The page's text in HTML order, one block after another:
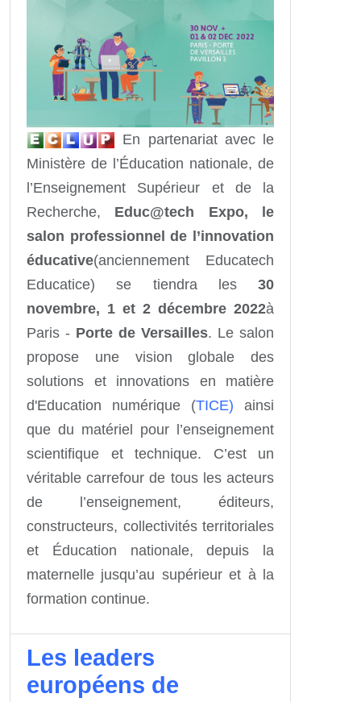
En partenariat avec le
Ministère de l’Éducation nationale, de
l’Enseignement Supérieur et de la
Recherche, Educ@tech Expo, le
salon professionnel de l’innovation
éducative(anciennement Educatech
Educatice) se tiendra les30
novembre, 1 et 2 décembre 2022à
Paris - Porte de Versailles. Le salon
propose une vision globale des
solutions et innovations en matière
d'Education numérique (TICE) ainsi
que du matériel pour l’enseignement
scientifique et technique. C’est un
véritable carrefour de tous les acteurs
de l’enseignement, éditeurs,
constructeurs, collectivités territoriales
et Éducation nationale, depuis la
maternelle jusqu’au supérieur et à la
formation continue.
Les leaders
européens de